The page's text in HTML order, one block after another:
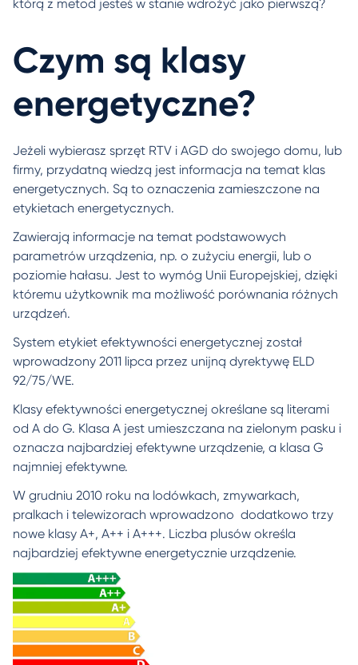
którą z metod jesteś w stanie wdrożyć jako pierwszą?
Czym są klasy
energetyczne?
Jeżeli wybierasz sprzęt RTV i AGD do swojego domu, lub
firmy, przydatną wiedzą jest informacja na temat klas
energetycznych. Są to oznaczenia zamieszczone na
etykietach energetycznych.
Zawierają informacje na temat podstawowych
parametrów urządzenia, np. o zużyciu energii, lub o
poziomie hałasu. Jest to wymóg Unii Europejskiej, dzięki
któremu użytkownik ma możliwość porównania różnych
urządzeń.
System etykiet efektywności energetycznej został
wprowadzony 2011 lipca przez unijną dyrektywę ELD
92/75/WE.
Klasy efektywności energetycznej określane są literami
od A do G. Klasa A jest umieszczana na zielonym pasku i
oznacza najbardziej efektywne urządzenie, a klasa G
najmniej efektywne.
W grudniu 2010 roku na lodówkach, zmywarkach,
pralkach i telewizorach wprowadzono dodatkowo trzy
nowe klasy A+, A++ i A+++. Liczba plusów określa
najbardziej efektywne energetycznie urządzenie.